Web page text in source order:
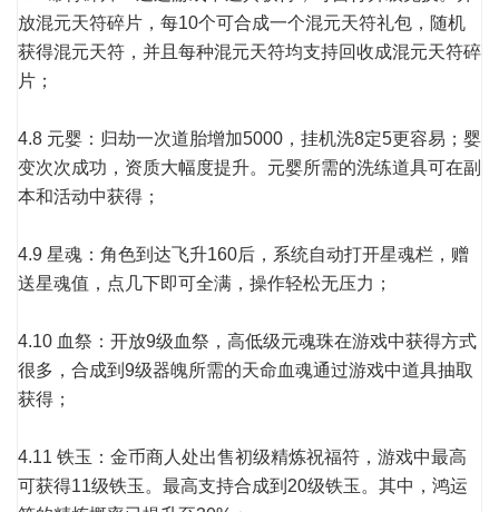
放混元天符碎片，每10个可合成一个混元天符礼包，随机
获得混元天符，并且每种混元天符均支持回收成混元天符碎
片；
4.8 元婴：归劫一次道胎增加5000，挂机洗8定5更容易；婴
变次次成功，资质大幅度提升。元婴所需的洗练道具可在副
本和活动中获得；
4.9 星魂：角色到达飞升160后，系统自动打开星魂栏，赠
送星魂值，点几下即可全满，操作轻松无压力；
4.10 血祭：开放9级血祭，高低级元魂珠在游戏中获得方式
很多，合成到9级器魄所需的天命血魂通过游戏中道具抽取
获得；
4.11 铁玉：金币商人处出售初级精炼祝福符，游戏中最高
可获得11级铁玉。最高支持合成到20级铁玉。其中，鸿运